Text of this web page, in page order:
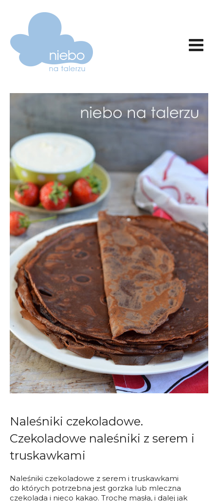
Naleśniki czekoladowe.
Czekoladowe naleśniki z serem i
truskawkami
Naleśniki czekoladowe z serem i truskawkami
do których potrzebna jest gorzka lub mleczna
czekolada i nieco kakao. Trochę masła, i dalej jak